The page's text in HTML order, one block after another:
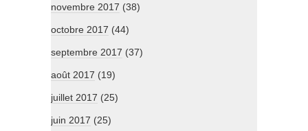
novembre 2017 (38)
octobre 2017 (44)
septembre 2017 (37)
août 2017 (19)
juillet 2017 (25)
juin 2017 (25)